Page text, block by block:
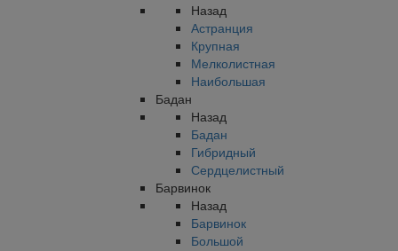
Назад
Астранция
Крупная
Мелколистная
Наибольшая
Бадан
Назад
Бадан
Гибридный
Сердцелистный
Барвинок
Назад
Барвинок
Большой